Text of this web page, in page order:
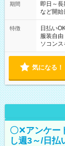
期間
即日～
など開始
特徴 日払い
服装自由
ソコン
気になる！
〇✕アンケー
し週3～/日